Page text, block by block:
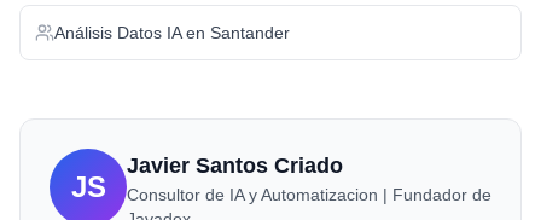
Análisis Datos IAen Santander
JS
Javier Santos Criado
Consultor de IA y Automatizacion | Fundador de